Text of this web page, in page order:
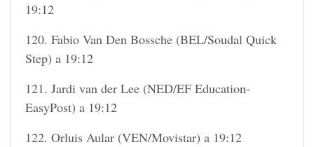
19:12
120. Fabio Van Den Bossche (BEL/Soudal Quick
Step) a 19:12
121. Jardi van der Lee (NED/EF Education-
EasyPost) a 19:12
122. Orluis Aular (VEN/Movistar) a 19:12